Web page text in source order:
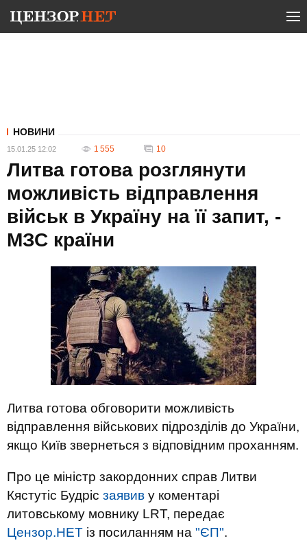
НОВИНИ
15.01.25 12:02 1 555 10
Литва готова розглянути
можливість відправлення
військ в Україну на її запит, -
МЗС країни
Литва готова обговорити можливість
відправлення військових підрозділів до України,
якщо Київ звернеться з відповідним проханням.
Про це міністр закордонних справ Литви
Кястутіс Будріс заявив у коментарі
литовському мовнику LRT, передає
Цензор.НЕТ із посиланням на "ЄП".